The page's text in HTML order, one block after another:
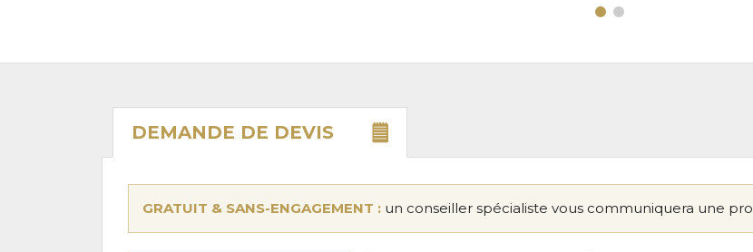
DEMANDE DE DEVIS
GRATUIT & SANS-ENGAGEMENT : un conseiller spécialiste vous communiquera une